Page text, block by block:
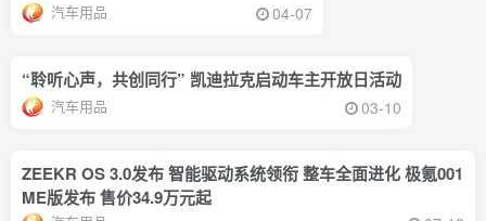
汽车用品 04-07
“聆听心声，共创同行” 凯迪拉克启动车主开放日活动
汽车用品 03-10
ZEEKR OS 3.0发布 智能驱动系统领衔 整车全面进化 极氪001
ME版发布 售价34.9万元起